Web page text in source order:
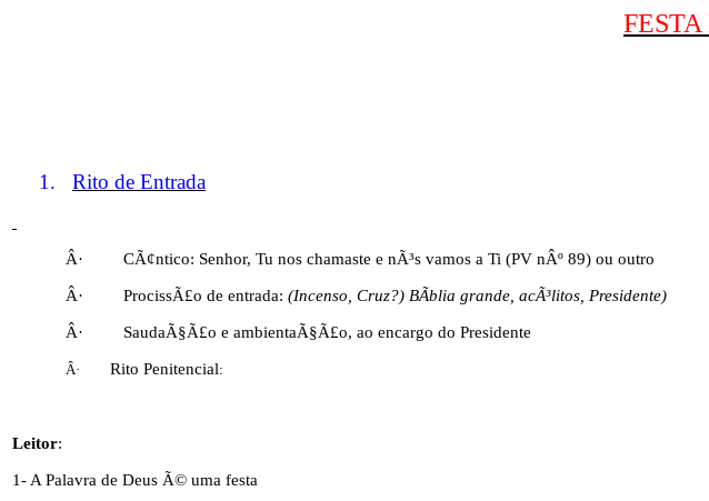
1. Rito de Entrada
Â· CÃ¢ntico: Senhor, Tu nos chamaste e nÃ³s vamos a Ti (PV nÂº 89) ou outro
Â· ProcissÃ£o de entrada: (Incenso, Cruz?) BÃ­blia grande, acÃ³litos, Presidente)
Â· SaudaÃ§Ã£o e ambientaÃ§Ã£o, ao encargo do Presidente
Â· Rito Penitencial:
Leitor:
1- A Palavra de Deus Ã© uma festa